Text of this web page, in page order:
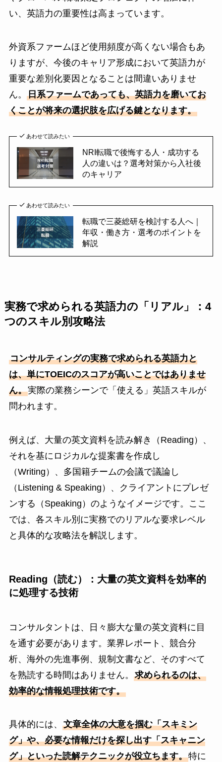
い、英語力の重要性は高まっています。
外資系ファームほど使用頻度が高くない場合もあ
りますが、今後のキャリア形成において英語力が
重要な差別化要因となることは間違いありませ
ん。 日系ファームであっても、英語力を磨いてお
くことが将来の選択肢を広げる鍵となります。
あわせて読みたい
NRI転職で後悔する人・成功する
人の違いは？選考対策から入社後
のキャリア
あわせて読みたい
転職で三菱総研を検討する人へ｜
年収・働き方・選考のポイントを
解説
実務で求められる英語力の「リアル」：4
つのスキル別攻略法
コンサルティングの実務で求められる英語力と
は、単にTOEICのスコアが高いことではありませ
ん。実際の業務シーンで「使える」英語スキルが
問われます。
例えば、大量の英文資料を読み解き（Reading）、
それを基にロジカルな提案書を作成し
（Writing）、多国籍チームの会議で議論し
（Listening & Speaking）、クライアントにプレゼ
ンする（Speaking）のようなイメージです。ここ
では、各スキル別に実務でのリアルな要求レベル
と具体的な攻略法を解説します。
Reading（読む）：大量の英文資料を効率的
に処理する技術
コンサルタントは、日々膨大な量の英文資料に目
を通す必要があります。業界レポート、競合分
析、海外の先進事例、規制文書など、そのすべて
を熟読する時間はありません。 求められるのは、
効率的な情報処理技術です。
具体的には、 文章全体の大意を掴む「スキミン
グ」や、必要な情報だけを探し出す「スキャニン
グ」といった読解テクニックが役立ちます。特に